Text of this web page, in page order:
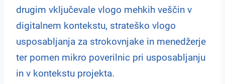
drugim vključevale vlogo mehkih veščin v
digitalnem kontekstu, strateško vlogo
usposabljanja za strokovnjake in menedžerje
ter pomen mikro poverilnic pri usposabljanju
in v kontekstu projekta.